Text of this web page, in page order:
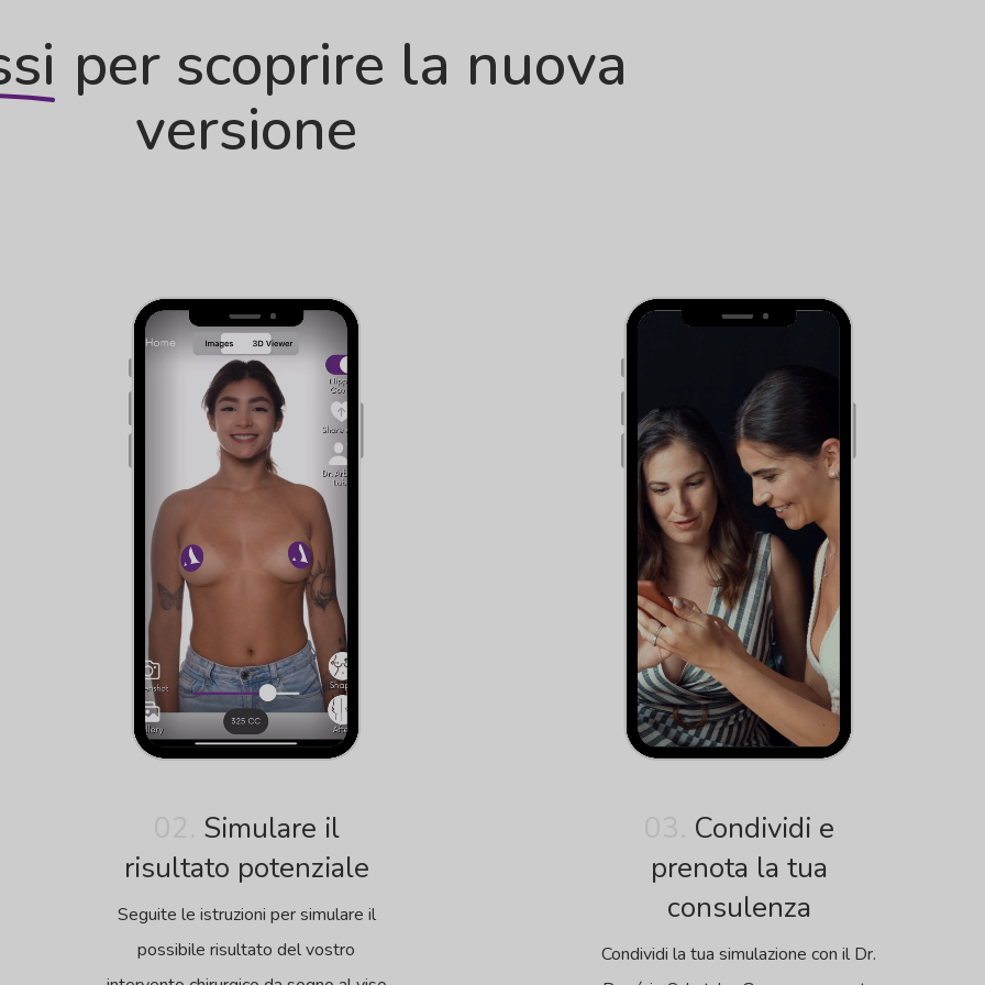
per scoprire la nuova
versione
Simulare il
risultato potenziale
Seguite le istruzioni per simulare il
possibile risultato del vostro
Condividi e
prenota la tua
consulenza
Condividi la tua simulazione con il Dr.